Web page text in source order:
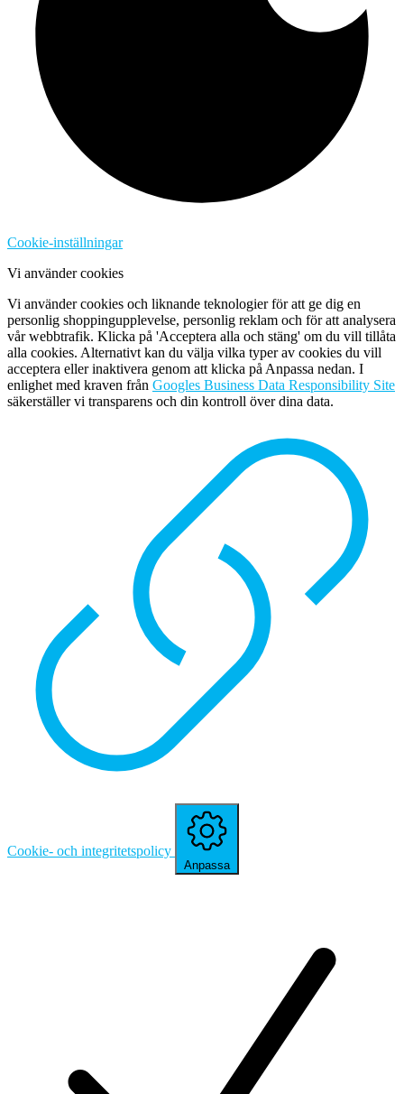
Cookie-inställningar
Vi använder cookies
Vi använder cookies och liknande teknologier för att ge dig en
personlig shoppingupplevelse, personlig reklam och för att analysera
vår webbtrafik. Klicka på 'Acceptera alla och stäng' om du vill tillåta
alla cookies. Alternativt kan du välja vilka typer av cookies du vill
acceptera eller inaktivera genom att klicka på Anpassa nedan. I
enlighet med kraven från Googles Business Data Responsibility Site
säkerställer vi transparens och din kontroll över dina data.
Cookie- och integritetspolicy
Anpassa